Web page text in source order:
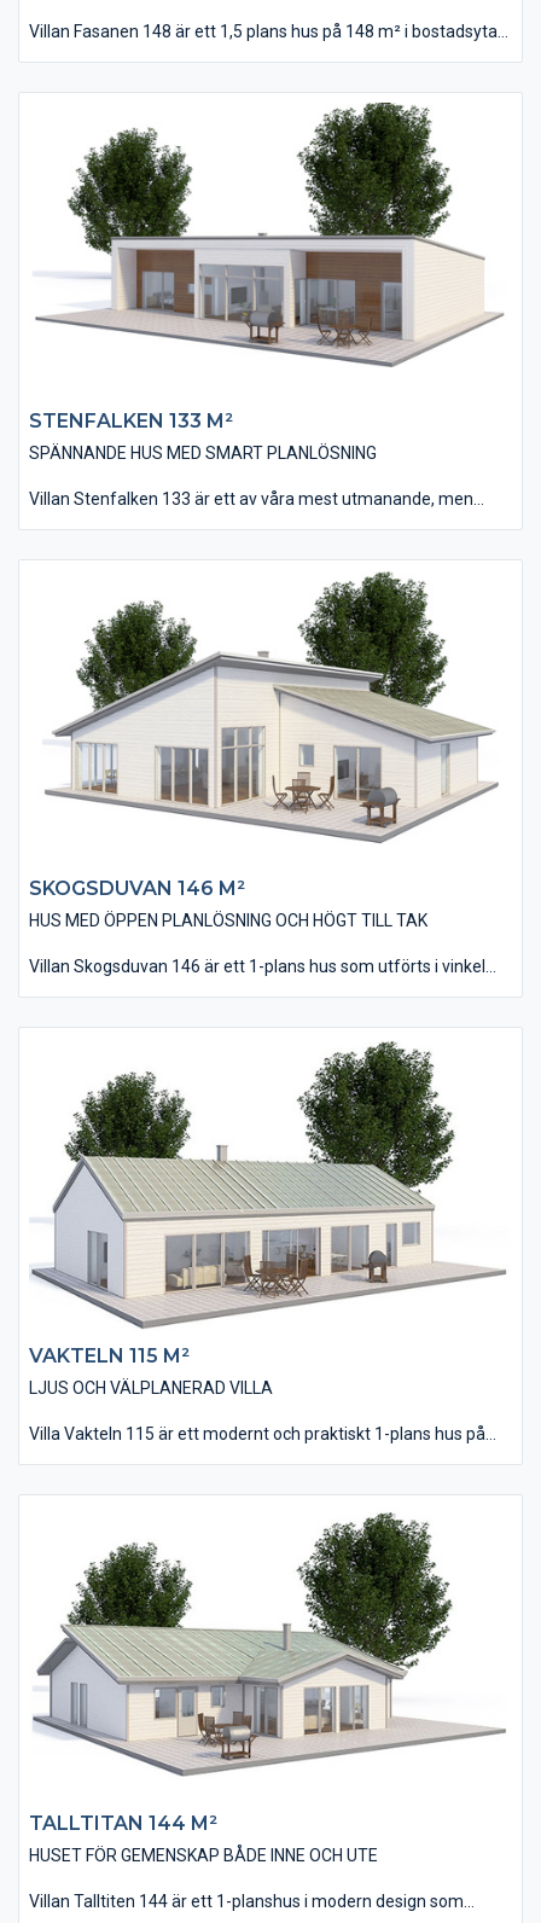
Villan Fasanen 148 är ett 1,5 plans hus på 148 m² i bostadsyta
finns bland annat fyra stycken sovrum, två stycken stora
badrum och i övrigt en öppen planlösning med kök, matplats
och vardagsrum.
På övervåningen finns ett allrum som passar perfekt som till
exempel ett tv-rum utan att störa de som befinner sig på
bottenplanet.
STENFALKEN 133 M²
SPÄNNANDE HUS MED SMART PLANLÖSNING
Villan Stenfalken 133 är ett av våra mest utmanande, men
kraftig ramkonstruktion. Invändigt är huset på 133 m² och
innehåller tre stycken sovrum – som kan bli 4 om man gör om
allrummet till ett extra sovrum.
Huset är utfört med en behaglig öppenhet och rymd som
förstärks av att innertaket delvis lutar som yttertaket. Den
öppna planlösningen med kök/matplats och vardagsrum tillför
en känsla av närhet och gemenskap vart man än befinner sig.
SKOGSDUVAN 146 M²
HUS MED ÖPPEN PLANLÖSNING OCH HÖGT TILL TAK
Villan Skogsduvan 146 är ett 1-plans hus som utförts i vinkel
öppen planlösning där kök/matplats och vardagsrummet ligger
tillsammans. Huset har dessutom ett avskilt allrum som
tillexempel kan användas som TV-rum.
Vardagsrummet har ett ryggåstak som skapar en härlig rymd
och volym. Husets vinkel kan till fördel utnyttjas för en altan
eller uteplats.
VAKTELN 115 M²
LJUS OCH VÄLPLANERAD VILLA
Villa Vakteln 115 är ett modernt och praktiskt 1-plans hus på
Invändigt innehåller huset alla de rum man skall hitta i ett nytt
hus inkl. 3 st väl tilltagna Sovrum. Se gärna till samspelet mellan
Vardagsrum och Kök/Matplats. Generellt har villan utförs med
stora fönsterpartier som släpper in ljus och bidrar till det
trevliga intryck man får invändigt.
TALLTITAN 144 M²
HUSET FÖR GEMENSKAP BÅDE INNE OCH UTE
Villan Talltiten 144 är ett 1-planshus i modern design som